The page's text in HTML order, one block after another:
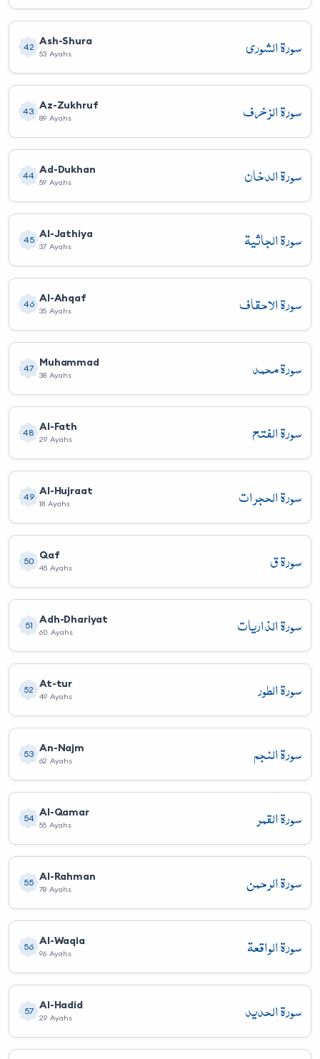
42 Ash-Shura
53 Ayahs سورة الشورى
43 Az-Zukhruf
89 Ayahs سورة الزخرف
44 Ad-Dukhan
59 Ayahs سورة الدخان
45 Al-Jathiya
37 Ayahs سورة الجاثية
46 Al-Ahqaf
35 Ayahs سورة الأحقاف
47 Muhammad
38 Ayahs سورة محمد
48 Al-Fath
29 Ayahs سورة الفتح
49 Al-Hujraat
18 Ayahs سورة الحجرات
50 Qaf
45 Ayahs سورة ق
51 Adh-Dhariyat
60 Ayahs سورة الذاريات
52 At-tur
49 Ayahs سورة الطور
53 An-Najm
62 Ayahs سورة النجم
54 Al-Qamar
55 Ayahs سورة القمر
55 Al-Rahman
78 Ayahs سورة الرحمن
56 Al-Waqia
96 Ayahs سورة الواقعة
57 Al-Hadid
29 Ayahs سورة الحديد